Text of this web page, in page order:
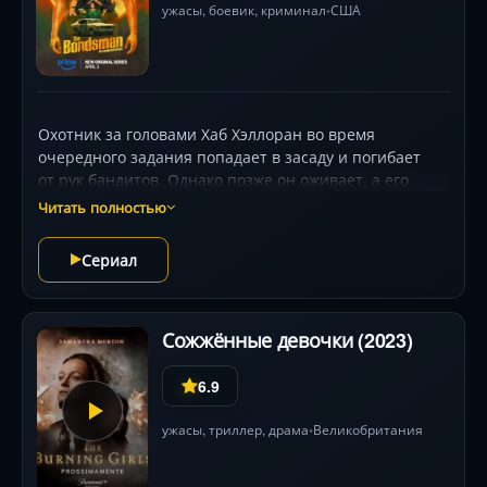
забрал её мать.
ужасы, боевик, криминал•США
Охотник за головами Хаб Хэллоран во время
очередного задания попадает в засаду и погибает
от рук бандитов. Однако позже он оживает, а его
смертельная рана затягивается. Теперь, если
придётся работать на компанию самого дьявола
и продолжать заниматься своим ремеслом. Правда,
ловить придётся демонов, которые сбежали
из адской тюрьмы.
Читать полностью
Сериал
Сожжённые девочки (2023)
6.9
ужасы, триллер, драма•Великобритания